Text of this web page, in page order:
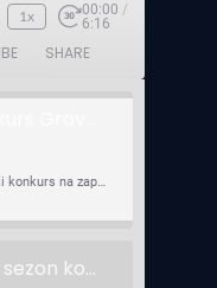
1x 00:00 /
6:16
SHARE
Organizatorzy Gravel Attack ogłosili konkurs na zaprojektowanie koszulki. Varmia Gravel 2023 przypomina o możliwości podzielenia opłaty startowej na dwie raty 50/50 – na zero procent! …
DDR #75 [info] - Ruszył sezon kolarski! Pierwszy Brevet Race Through Poland, Otwarcie sezonu Rajdy Dla Frajdy, Ankieta Rowerowa, przygotowania do Race Around Poland